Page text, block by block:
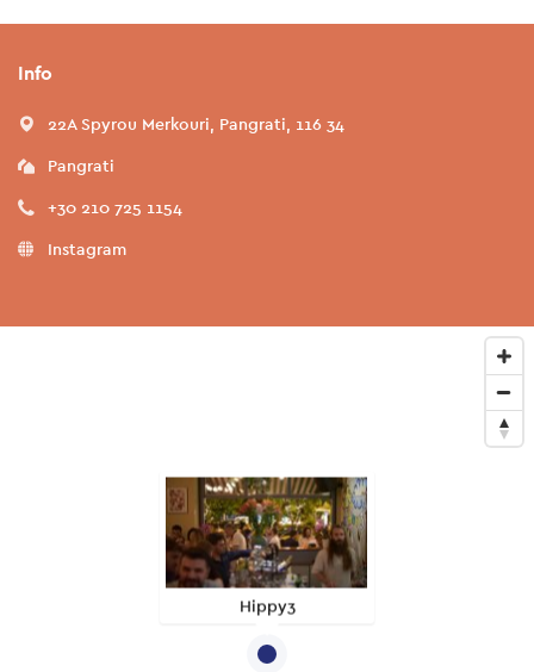
Info
22A Spyrou Merkouri, Pangrati, 116 34
Pangrati
+30 210 725 1154
Instagram
Hippy3